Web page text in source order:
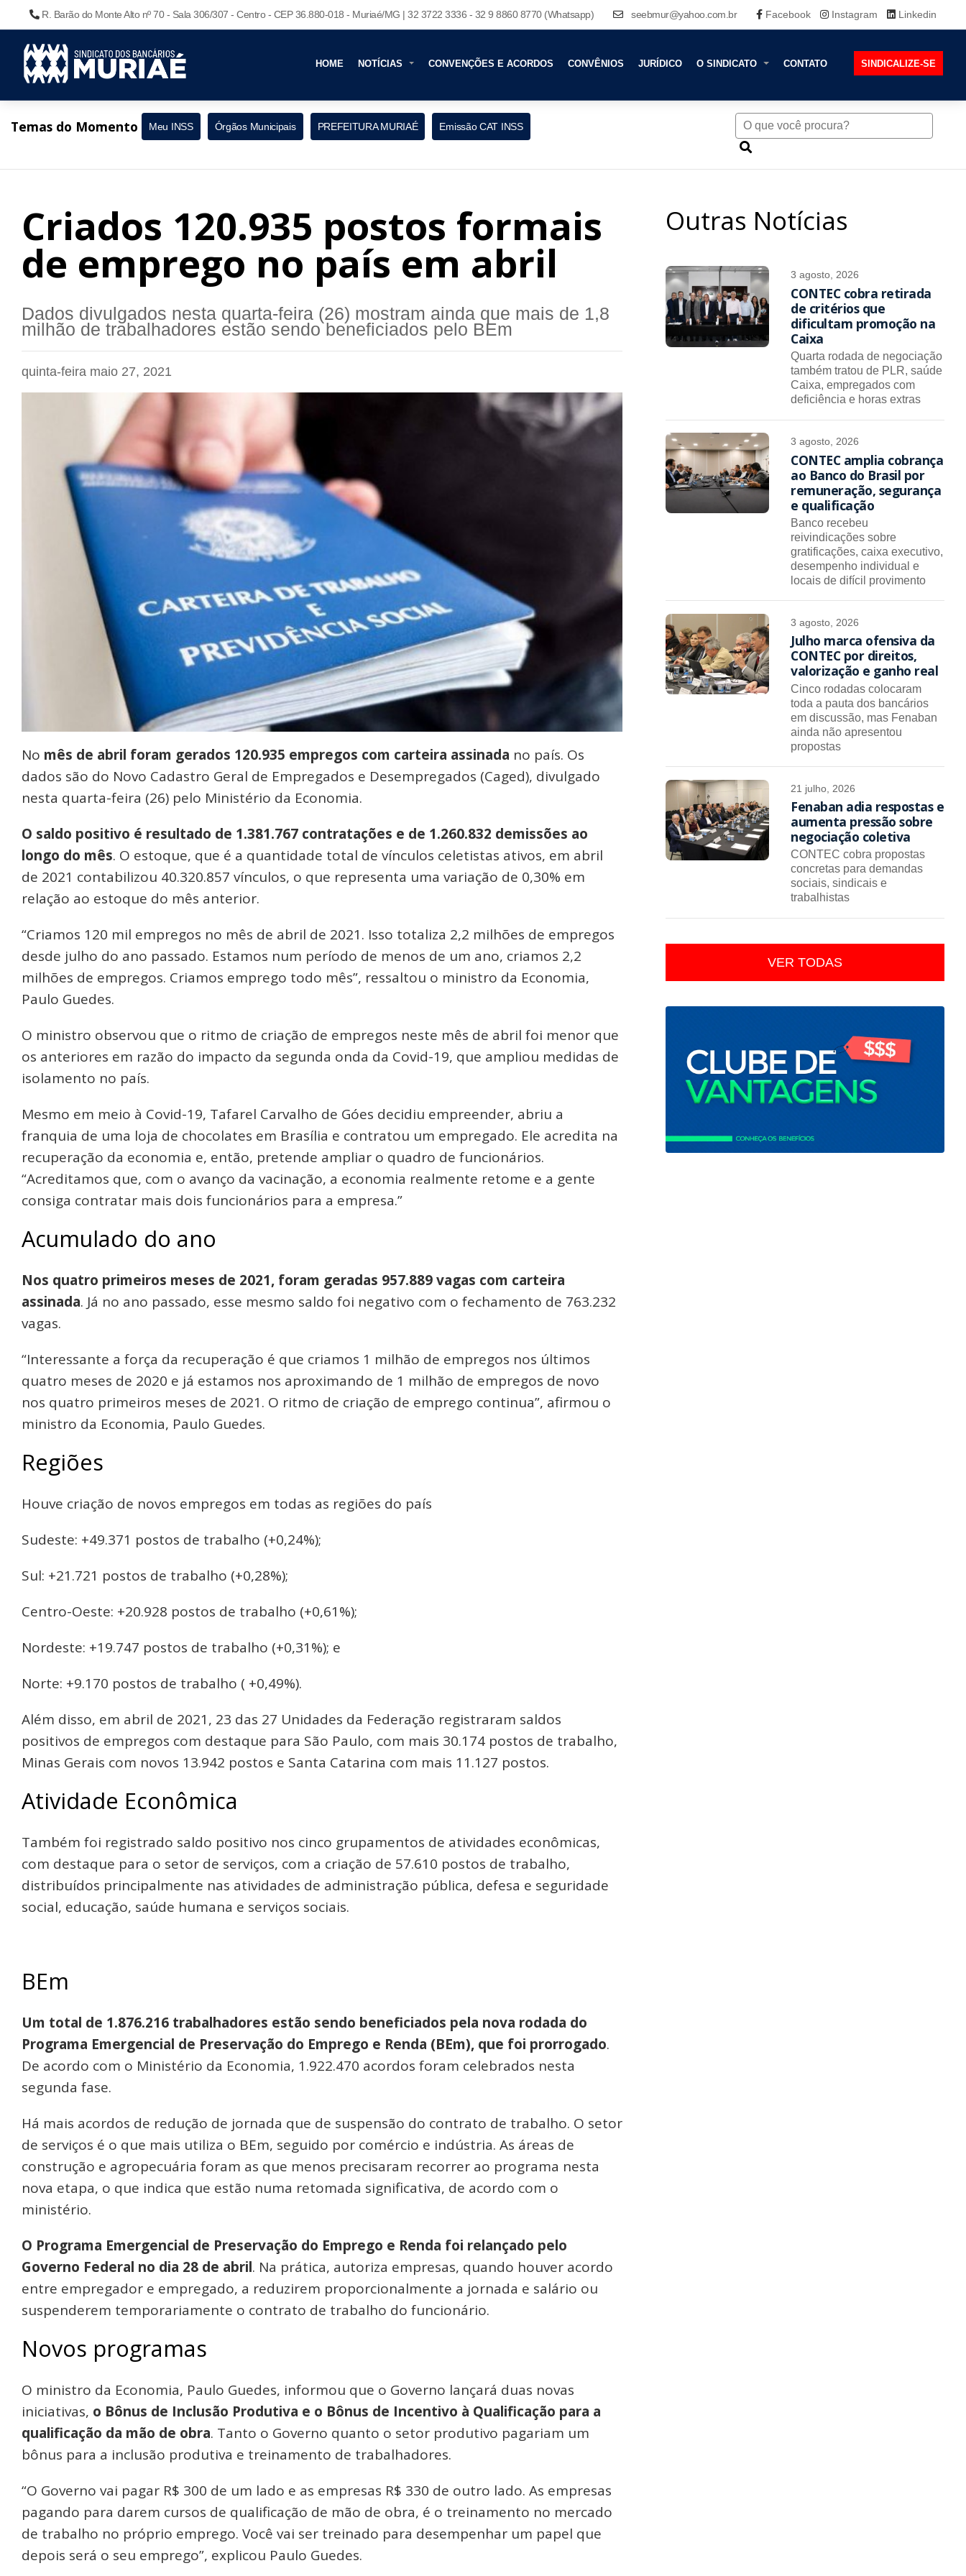
R. Barão do Monte Alto nº 70 - Sala 306/307 - Centro - CEP 36.880-018 - Muriaé/MG | 32 3722 3336 - 32 9 8860 8770 (Whatsapp) seebmur@yahoo.com.br Facebook Instagram Linkedin
HOME NOTÍCIAS CONVENÇÕES E ACORDOS CONVÊNIOS JURÍDICO O SINDICATO CONTATO SINDICALIZE-SE
Temas do Momento Meu INSS Órgãos Municipais PREFEITURA MURIAÉ Emissão CAT INSS
Criados 120.935 postos formais
de emprego no país em abril
Dados divulgados nesta quarta-feira (26) mostram ainda que mais de 1,8
milhão de trabalhadores estão sendo beneficiados pelo BEm
quinta-feira maio 27, 2021
No mês de abril foram gerados 120.935 empregos com carteira assinada no país. Os
dados são do Novo Cadastro Geral de Empregados e Desempregados (Caged), divulgado
nesta quarta-feira (26) pelo Ministério da Economia.
O saldo positivo é resultado de 1.381.767 contratações e de 1.260.832 demissões ao
longo do mês. O estoque, que é a quantidade total de vínculos celetistas ativos, em abril
de 2021 contabilizou 40.320.857 vínculos, o que representa uma variação de 0,30% em
relação ao estoque do mês anterior.
“Criamos 120 mil empregos no mês de abril de 2021. Isso totaliza 2,2 milhões de empregos
desde julho do ano passado. Estamos num período de menos de um ano, criamos 2,2
milhões de empregos. Criamos emprego todo mês”, ressaltou o ministro da Economia,
Paulo Guedes.
O ministro observou que o ritmo de criação de empregos neste mês de abril foi menor que
os anteriores em razão do impacto da segunda onda da Covid-19, que ampliou medidas de
isolamento no país.
Mesmo em meio à Covid-19, Tafarel Carvalho de Góes decidiu empreender, abriu a
franquia de uma loja de chocolates em Brasília e contratou um empregado. Ele acredita na
recuperação da economia e, então, pretende ampliar o quadro de funcionários.
“Acreditamos que, com o avanço da vacinação, a economia realmente retome e a gente
consiga contratar mais dois funcionários para a empresa.”
Acumulado do ano
Nos quatro primeiros meses de 2021, foram geradas 957.889 vagas com carteira
assinada. Já no ano passado, esse mesmo saldo foi negativo com o fechamento de 763.232
vagas.
“Interessante a força da recuperação é que criamos 1 milhão de empregos nos últimos
quatro meses de 2020 e já estamos nos aproximando de 1 milhão de empregos de novo
nos quatro primeiros meses de 2021. O ritmo de criação de emprego continua”, afirmou o
ministro da Economia, Paulo Guedes.
Regiões
Houve criação de novos empregos em todas as regiões do país
Sudeste: +49.371 postos de trabalho (+0,24%);
Sul: +21.721 postos de trabalho (+0,28%);
Centro-Oeste: +20.928 postos de trabalho (+0,61%);
Nordeste: +19.747 postos de trabalho (+0,31%); e
Norte: +9.170 postos de trabalho ( +0,49%).
Além disso, em abril de 2021, 23 das 27 Unidades da Federação registraram saldos
positivos de empregos com destaque para São Paulo, com mais 30.174 postos de trabalho,
Minas Gerais com novos 13.942 postos e Santa Catarina com mais 11.127 postos.
Atividade Econômica
Também foi registrado saldo positivo nos cinco grupamentos de atividades econômicas,
com destaque para o setor de serviços, com a criação de 57.610 postos de trabalho,
distribuídos principalmente nas atividades de administração pública, defesa e seguridade
social, educação, saúde humana e serviços sociais.
BEm
Um total de 1.876.216 trabalhadores estão sendo beneficiados pela nova rodada do
Programa Emergencial de Preservação do Emprego e Renda (BEm), que foi prorrogado.
De acordo com o Ministério da Economia, 1.922.470 acordos foram celebrados nesta
segunda fase.
Há mais acordos de redução de jornada que de suspensão do contrato de trabalho. O setor
de serviços é o que mais utiliza o BEm, seguido por comércio e indústria. As áreas de
construção e agropecuária foram as que menos precisaram recorrer ao programa nesta
nova etapa, o que indica que estão numa retomada significativa, de acordo com o
ministério.
O Programa Emergencial de Preservação do Emprego e Renda foi relançado pelo
Governo Federal no dia 28 de abril. Na prática, autoriza empresas, quando houver acordo
entre empregador e empregado, a reduzirem proporcionalmente a jornada e salário ou
suspenderem temporariamente o contrato de trabalho do funcionário.
Novos programas
O ministro da Economia, Paulo Guedes, informou que o Governo lançará duas novas
iniciativas, o Bônus de Inclusão Produtiva e o Bônus de Incentivo à Qualificação para a
qualificação da mão de obra. Tanto o Governo quanto o setor produtivo pagariam um
bônus para a inclusão produtiva e treinamento de trabalhadores.
“O Governo vai pagar R$ 300 de um lado e as empresas R$ 330 de outro lado. As empresas
pagando para darem cursos de qualificação de mão de obra, é o treinamento no mercado
de trabalho no próprio emprego. Você vai ser treinado para desempenhar um papel que
depois será o seu emprego”, explicou Paulo Guedes.
Outras Notícias
3 agosto, 2026
CONTEC cobra retirada
de critérios que
dificultam promoção na
Caixa
Quarta rodada de negociação
também tratou de PLR, saúde
Caixa, empregados com
deficiência e horas extras
3 agosto, 2026
CONTEC amplia cobrança
ao Banco do Brasil por
remuneração, segurança
e qualificação
Banco recebeu
reivindicações sobre
gratificações, caixa executivo,
desempenho individual e
locais de difícil provimento
3 agosto, 2026
Julho marca ofensiva da
CONTEC por direitos,
valorização e ganho real
Cinco rodadas colocaram
toda a pauta dos bancários
em discussão, mas Fenaban
ainda não apresentou
propostas
21 julho, 2026
Fenaban adia respostas e
aumenta pressão sobre
negociação coletiva
CONTEC cobra propostas
concretas para demandas
sociais, sindicais e
trabalhistas
VER TODAS